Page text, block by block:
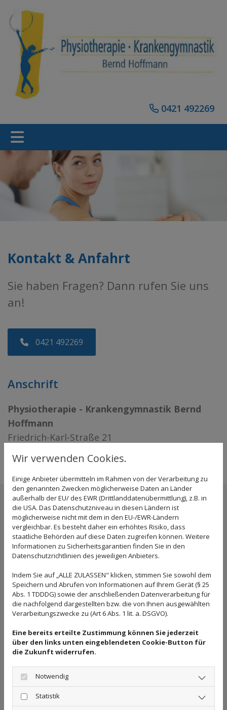
0421 492269
Kontakt & Anfahrt
Sie haben Fragen? Dann rufen Sie uns
an!
0421 492269
Anschrift
Physiotherapie - Krankengymnastik Bernd
Hoffmann
Friedrich-Karl-Straße 21
Senden Sie uns eine Nachricht
Wir verwenden Cookies.
Einige Anbieter übermitteln im Rahmen von der Verarbeitung zu
den genannten Zwecken möglicherweise Daten an Länder
außerhalb der EU/ des EWR (Drittlanddatenübermittlung), z.B. in
die USA. Das Datenschutzniveau in diesen Ländern ist
möglicherweise nicht mit dem in den EU-/EWR-Ländern
vergleichbar. Es besteht daher ein erhöhtes Risiko, dass
staatliche Behörden auf diese Daten zugreifen können. Weitere
Informationen zu Sicherheitsgarantien finden Sie in den
Datenschutzrichtlinien des jeweiligen Anbieters.
Indem Sie auf „ALLE ZULASSEN" klicken, stimmen Sie sowohl dem
Speichern und Abrufen von Informationen auf Ihrem Gerät (§ 25
Abs. 1 TDDDG) sowie der anschließenden Datenverarbeitung für
die nachfolgend dargestellten bzw. die von Ihnen ausgewählten
Verarbeitungszwecke zu (Art 6 Abs. 1 lit. a. DSGVO).
Eine bereits erteilte Zustimmung können Sie jederzeit
über den links unten eingeblendeten Cookie-Button für
die Zukunft widerrufen.
Notwendig
Statistik